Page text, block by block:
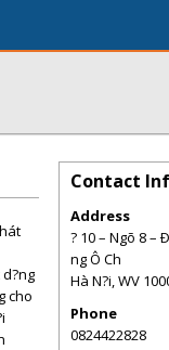
cho
Contact
Address
? 10 – Ngõ 8 –
ng Ô Ch
Hà N?i,WV
Phone
0824422828